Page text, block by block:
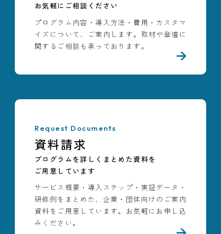
導入事例
研究成果
お気軽にご相談ください
プログラム内容・導入方法・費用・カスタマ
イズについて、ご案内します。取材や登壇に
関するご相談も承っております。
Request Documents
資料請求
プログラムを詳しくまとめた資料を
ご用意しています
サービス概要・導入ステップ・実証データ・
研修例をまとめた、企業・団体向けのご案内
資料をご用意しています。お気軽にお申し込
みください。